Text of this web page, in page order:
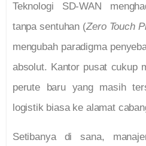
Teknologi SD-WAN
tanpa sentuhan (Zero Touch
mengubah paradigma
absolut. Kantor pusat cukup
perute baru yang masih
logistik biasa ke alamat
Setibanya di sana,